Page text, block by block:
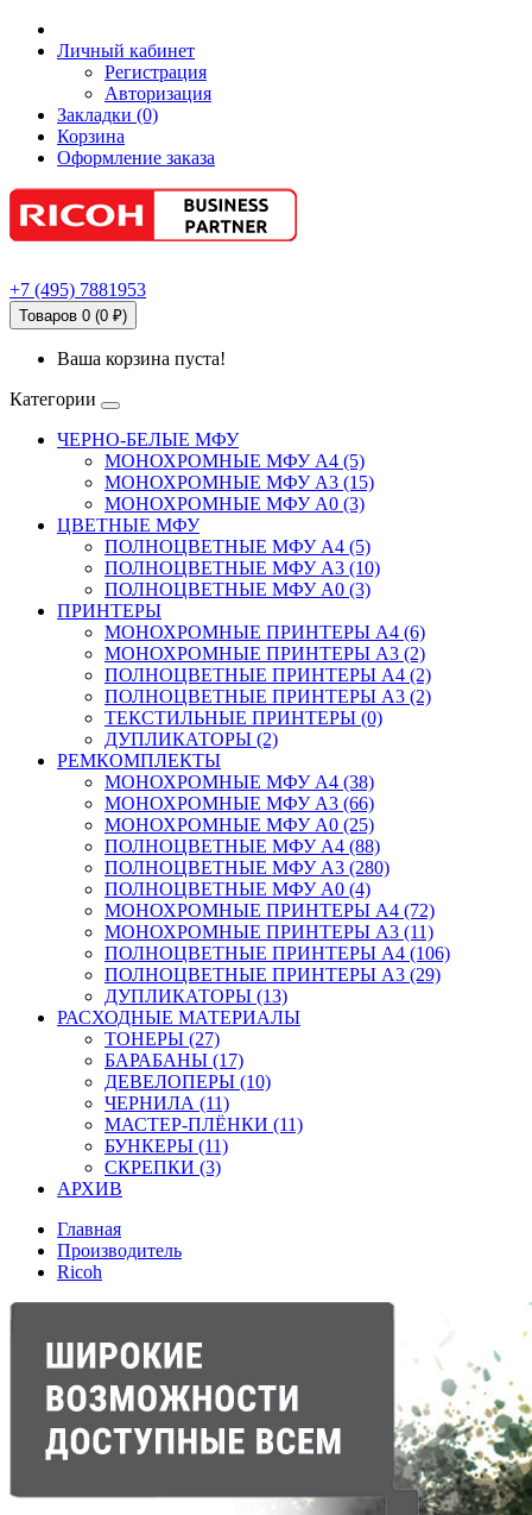
Личный кабинет
Регистрация
Авторизация
Закладки (0)
Корзина
Оформление заказа
+7 (495) 7881953
Товаров 0 (0 ₽)
Ваша корзина пуста!
Категории
ЧЕРНО-БЕЛЫЕ МФУ
МОНОХРОМНЫЕ МФУ А4 (5)
МОНОХРОМНЫЕ МФУ А3 (15)
МОНОХРОМНЫЕ МФУ А0 (3)
ЦВЕТНЫЕ МФУ
ПОЛНОЦВЕТНЫЕ МФУ А4 (5)
ПОЛНОЦВЕТНЫЕ МФУ А3 (10)
ПОЛНОЦВЕТНЫЕ МФУ А0 (3)
ПРИНТЕРЫ
МОНОХРОМНЫЕ ПРИНТЕРЫ А4 (6)
МОНОХРОМНЫЕ ПРИНТЕРЫ А3 (2)
ПОЛНОЦВЕТНЫЕ ПРИНТЕРЫ А4 (2)
ПОЛНОЦВЕТНЫЕ ПРИНТЕРЫ А3 (2)
ТЕКСТИЛЬНЫЕ ПРИНТЕРЫ (0)
ДУПЛИКАТОРЫ (2)
РЕМКОМПЛЕКТЫ
МОНОХРОМНЫЕ МФУ А4 (38)
МОНОХРОМНЫЕ МФУ А3 (66)
МОНОХРОМНЫЕ МФУ А0 (25)
ПОЛНОЦВЕТНЫЕ МФУ А4 (88)
ПОЛНОЦВЕТНЫЕ МФУ А3 (280)
ПОЛНОЦВЕТНЫЕ МФУ А0 (4)
МОНОХРОМНЫЕ ПРИНТЕРЫ А4 (72)
МОНОХРОМНЫЕ ПРИНТЕРЫ А3 (11)
ПОЛНОЦВЕТНЫЕ ПРИНТЕРЫ А4 (106)
ПОЛНОЦВЕТНЫЕ ПРИНТЕРЫ А3 (29)
ДУПЛИКАТОРЫ (13)
РАСХОДНЫЕ МАТЕРИАЛЫ
ТОНЕРЫ (27)
БАРАБАНЫ (17)
ДЕВЕЛОПЕРЫ (10)
ЧЕРНИЛА (11)
МАСТЕР-ПЛЁНКИ (11)
БУНКЕРЫ (11)
СКРЕПКИ (3)
АРХИВ
Главная
Производитель
Ricoh